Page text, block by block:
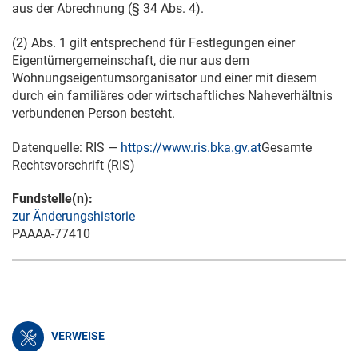
aus der Abrechnung (§ 34 Abs. 4).
(2) Abs. 1 gilt entsprechend für Festlegungen einer
Eigentümergemeinschaft, die nur aus dem
Wohnungseigentumsorganisator und einer mit diesem
durch ein familiäres oder wirtschaftliches Naheverhältnis
verbundenen Person besteht.
Datenquelle: RIS — https://www.ris.bka.gv.atGesamte
Rechtsvorschrift (RIS)
Fundstelle(n):
zur Änderungshistorie
PAAAA-77410
VERWEISE